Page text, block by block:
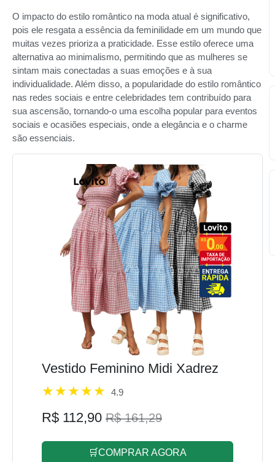
O impacto do estilo romântico na moda atual é significativo,
pois ele resgata a essência da feminilidade em um mundo que
muitas vezes prioriza a praticidade. Esse estilo oferece uma
alternativa ao minimalismo, permitindo que as mulheres se
sintam mais conectadas a suas emoções e à sua
individualidade. Além disso, a popularidade do estilo romântico
nas redes sociais e entre celebridades tem contribuído para
sua ascensão, tornando-o uma escolha popular para eventos
sociais e ocasiões especiais, onde a elegância e o charme
são essenciais.
Vestido Feminino Midi Xadrez
4.9
R$ 112,90 R$ 161,29
🛒COMPRAR AGORA